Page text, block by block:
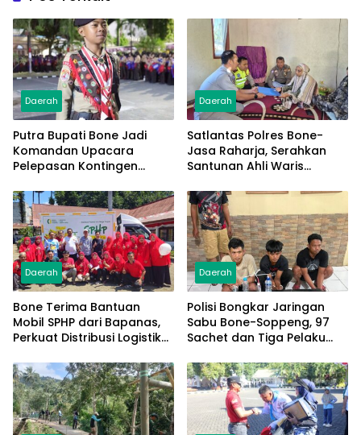
Daerah
Putra Bupati Bone Jadi
Komandan Upacara
Pelepasan Kontingen
Daerah
Satlantas Polres Bone-
Jasa Raharja, Serahkan
Santunan Ahli Waris
Rp50 Juta
Daerah
Bone Terima Bantuan
Mobil SPHP dari Bapanas,
Perkuat Distribusi Logistik
Daerah
Polisi Bongkar Jaringan
Sabu Bone-Soppeng, 97
Sachet dan Tiga Pelaku